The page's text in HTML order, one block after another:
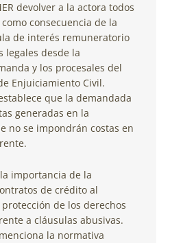
devolver a la actora todos
consecuencia de la
de interés remuneratorio
legales desde la
y los procesales del
Enjuiciamiento Civil.
que la demandada
generadas en la
no se impondrán costas en
importancia de la
de crédito al
de los derechos
a cláusulas abusivas.
la normativa